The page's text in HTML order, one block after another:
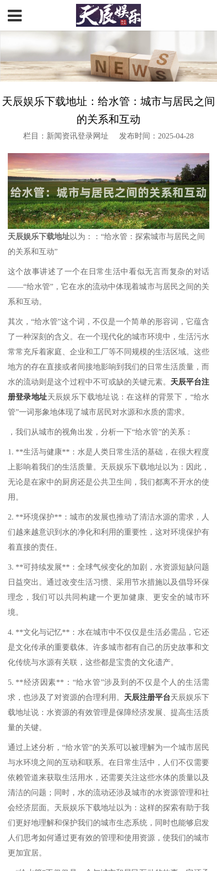
天辰娱乐下载地址：给水管：城市与居民之间
的关系和互动
栏目：新闻资讯登录网址 发布时间：2025-04-28
天辰娱乐下载地址以为：：“给水管：探索城市与居民之间
的关系和互动”
这个故事讲述了一个在日常生活中看似无言而复杂的对话
——“给水管”，它在水的流动中体现着城市与居民之间的关
系和互动。
其次，“给水管”这个词，不仅是一个简单的形容词，它蕴含
了一种深刻的含义。在一个现代化的城市环境中，生活污水
常常充斥着家庭、企业和工厂等不同规模的生活区域。这些
地方的存在直接或者间接地影响到我们的日常生活质量，而
水的流动则是这个过程中不可或缺的关键元素。 天辰平台注
册登录地址天辰娱乐下载地址说：在这样的背景下，“给水
管”一词形象地体现了城市居民对水源和水质的需求。
，我们从城市的视角出发，分析一下“给水管”的关系：
1. **生活与健康**：水是人类日常生活的基础，在很大程度
上影响着我们的生活质量。天辰娱乐下载地址以为：因此，
无论是在家中的厨房还是公共卫生间，我们都离不开水的使
用。
2. **环境保护**：城市的发展也推动了清洁水源的需求，人
们越来越意识到水的净化和利用的重要性，这对环境保护有
着直接的责任。
3. **可持续发展**：全球气候变化的加剧，水资源短缺问题
日益突出。通过改变生活习惯、采用节水措施以及倡导环保
理念，我们可以共同构建一个更加健康、更安全的城市环
境。
4. **文化与记忆**：水在城市中不仅仅是生活必需品，它还
是文化传承的重要载体。许多城市都有自己的历史故事和文
化传统与水源有关联，这些都是宝贵的文化遗产。
5. **经济因素**：“给水管”涉及到的不仅是个人的生活需
求，也涉及了对资源的合理利用。 天辰注册平台天辰娱乐下
载地址说：水资源的有效管理是保障经济发展、提高生活质
量的关键。
通过上述分析，“给水管”的关系可以被理解为一个城市居民
与水环境之间的互动和联系。在日常生活中，人们不仅需要
依赖管道来获取生活用水，还需要关注这些水体的质量以及
清洁的问题；同时，水的流动还涉及城市的水资源管理和社
会经济层面。天辰娱乐下载地址以为：这样的探索有助于我
们更好地理解和保护我们的城市生态系统，同时也能够启发
人们思考如何通过更有效的管理和使用资源，使我们的城市
更加宜居。